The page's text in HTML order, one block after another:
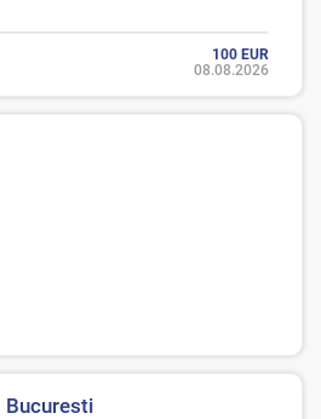
100 EUR
08.08.2026
Bucuresti